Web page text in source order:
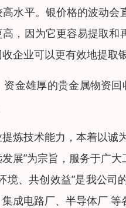
水平。银价格的波动
，因为它更容易提取
企业可以更有效地提取
金雄厚的贵金属物资
炼技术能力，本着以诚
展”为宗旨，服务于广
境、共创效益”是我公
成电路厂、半导体厂